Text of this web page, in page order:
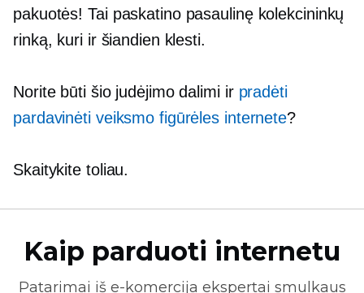
pakuotės! Tai paskatino pasaulinę kolekcininkų
rinką, kuri ir šiandien klesti.
Norite būti šio judėjimo dalimi ir pradėti
pardavinėti veiksmo figūrėles internete?
Skaitykite toliau.
Kaip parduoti internetu
Patarimai iš e-komercija ekspertai smulkaus